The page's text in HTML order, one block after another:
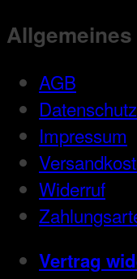
Allgemeines
AGB
Impressum
Widerruf
Vertrag